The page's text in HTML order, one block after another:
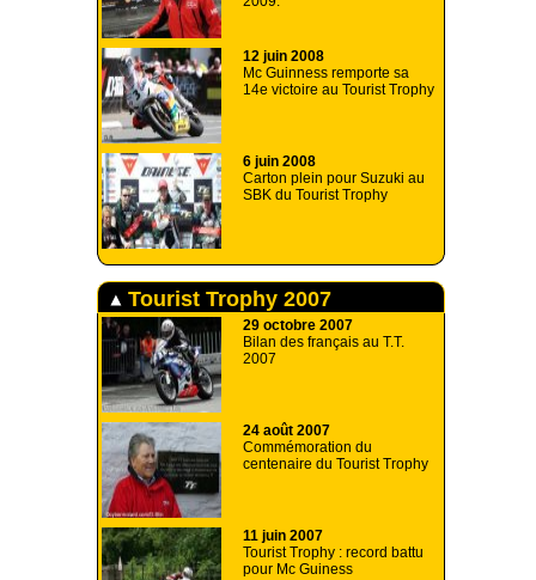
12 juin 2008
Mc Guinness remporte sa
14e victoire au Tourist Trophy
6 juin 2008
Carton plein pour Suzuki au
SBK du Tourist Trophy
Tourist Trophy 2007
29 octobre 2007
Bilan des français au T.T.
2007
24 août 2007
Commémoration du
centenaire du Tourist Trophy
11 juin 2007
Tourist Trophy : record battu
pour Mc Guiness